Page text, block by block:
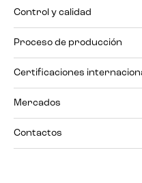
Control y calidad
Proceso de producción
Certificaciones
Mercados
Contactos